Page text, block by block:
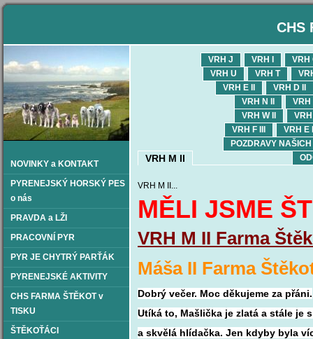
CHS
NOVINKY a KONTAKT
PYRENEJSKÝ HORSKÝ PES
o nás
PRAVDA a LŽI
PRACOVNÍ PYR
PYR JE CHYTRÝ PARŤÁK
PYRENEJSKÉ AKTIVITY
CHS FARMA ŠTĚKOT v
TISKU
ŠTĚKOŤÁCI
VRH M II
VRH
VRH I
VRH J
VRH T
VRH U
VRH D II
VRH E II
VRH
VRH N II
VRH W II
VRH E
VRH F III
POZDRAVY
VRH M II...
MĚLI JSME
VRH M II Farma
Máša II Farma
Dobrý večer. Moc děkujeme za přáni.
Utíká to, Mašlička je zlatá a stále je
a skvělá hlídačka. Jen kdyby byla